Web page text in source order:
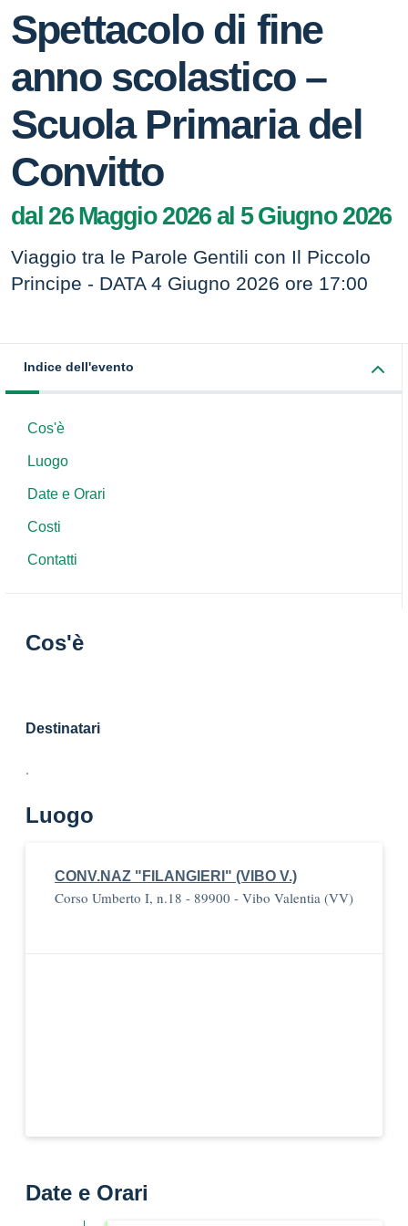
Spettacolo di fine
anno scolastico –
Scuola Primaria del
Convitto
dal 26 Maggio 2026 al 5 Giugno 2026
Viaggio tra le Parole Gentili con Il Piccolo
Principe - DATA 4 Giugno 2026 ore 17:00
Indice dell'evento
Cos'è
Luogo
Date e Orari
Costi
Contatti
Cos'è
Destinatari
.
Luogo
CONV.NAZ "FILANGIERI" (VIBO V.)
Corso Umberto I, n.18 - 89900 - Vibo Valentia (VV)
Date e Orari